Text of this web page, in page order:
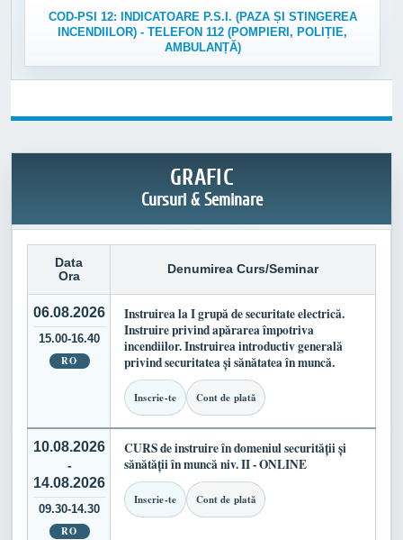
COD-PSI 12: INDICATOARE P.S.I. (PAZA ȘI STINGEREA
INCENDIILOR) - TELEFON 112 (POMPIERI, POLIȚIE,
AMBULANȚĂ)
GRAFIC
Cursuri & Seminare
Data
Ora
Denumirea Curs/Seminar
06.08.2026
15.00-16.40
RO
Instruirea la I grupă de securitate electrică.
Instruire privind apărarea împotriva
incendiilor. Instruirea introductiv generală
privind securitatea și sănătatea în muncă.
Inscrie-te Cont de plată
10.08.2026
-
14.08.2026
09.30-14.30
RO
CURS de instruire în domeniul securității și
sănătății în muncă niv. II - ONLINE
Inscrie-te Cont de plată